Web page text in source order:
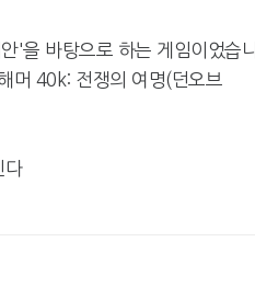
'을 바탕으로 하는 게임이었습니
머 40k: 전쟁의 여명(던오브
다